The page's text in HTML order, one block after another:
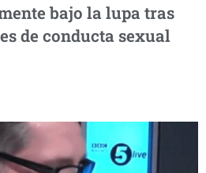
bajo la lupa tras
de conducta sexual